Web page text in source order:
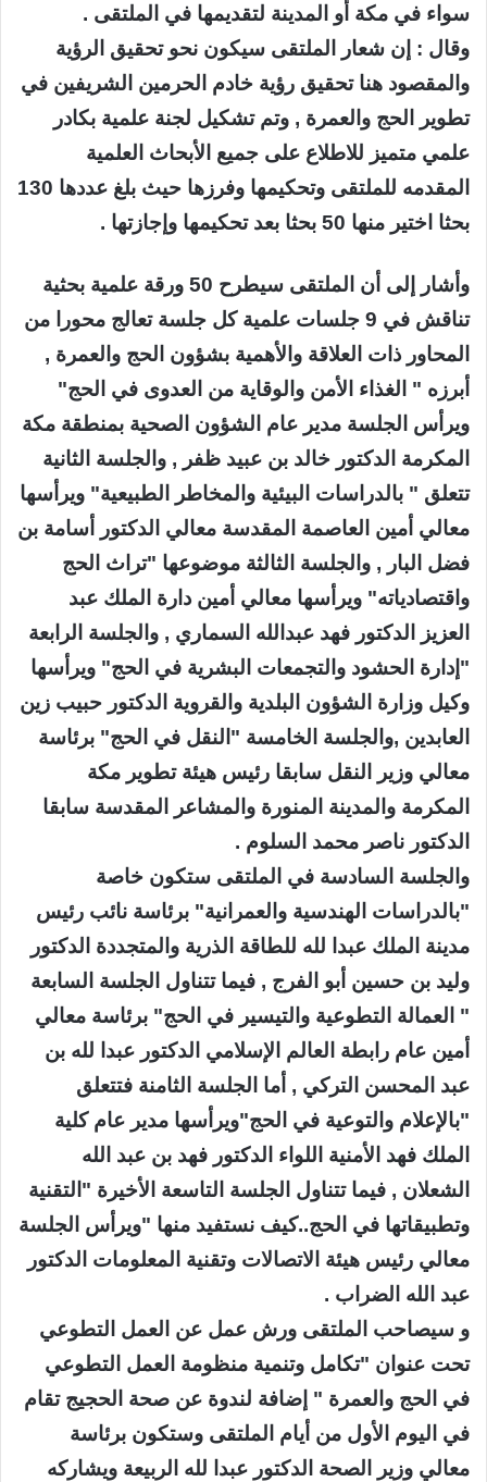
سواء في مكة أو المدينة لتقديمها في الملتقى .
وقال : إن شعار الملتقى سيكون نحو تحقيق الرؤية
والمقصود هنا تحقيق رؤية خادم الحرمين الشريفين في
تطوير الحج والعمرة , وتم تشكيل لجنة علمية بكادر
علمي متميز للاطلاع على جميع الأبحاث العلمية
المقدمه للملتقى وتحكيمها وفرزها حيث بلغ عددها 130
بحثا اختير منها 50 بحثا بعد تحكيمها وإجازتها .
وأشار إلى أن الملتقى سيطرح 50 ورقة علمية بحثية
تناقش في 9 جلسات علمية كل جلسة تعالج محورا من
المحاور ذات العلاقة والأهمية بشؤون الحج والعمرة ,
أبرزه " الغذاء الأمن والوقاية من العدوى في الحج"
ويرأس الجلسة مدير عام الشؤون الصحية بمنطقة مكة
المكرمة الدكتور خالد بن عبيد ظفر , والجلسة الثانية
تتعلق " بالدراسات البيئية والمخاطر الطبيعية" ويرأسها
معالي أمين العاصمة المقدسة معالي الدكتور أسامة بن
فضل البار , والجلسة الثالثة موضوعها "تراث الحج
واقتصادياته" ويرأسها معالي أمين دارة الملك عبد
العزيز الدكتور فهد عبدالله السماري , والجلسة الرابعة
"إدارة الحشود والتجمعات البشرية في الحج" ويرأسها
وكيل وزارة الشؤون البلدية والقروية الدكتور حبيب زين
العابدين ,والجلسة الخامسة "النقل في الحج" برئاسة
معالي وزير النقل سابقا رئيس هيئة تطوير مكة
المكرمة والمدينة المنورة والمشاعر المقدسة سابقا
الدكتور ناصر محمد السلوم .
والجلسة السادسة في الملتقى ستكون خاصة
"بالدراسات الهندسية والعمرانية" برئاسة نائب رئيس
مدينة الملك عبدا لله للطاقة الذرية والمتجددة الدكتور
وليد بن حسين أبو الفرج , فيما تتناول الجلسة السابعة
" العمالة التطوعية والتيسير في الحج" برئاسة معالي
أمين عام رابطة العالم الإسلامي الدكتور عبدا لله بن
عبد المحسن التركي , أما الجلسة الثامنة فتتعلق
"بالإعلام والتوعية في الحج"ويرأسها مدير عام كلية
الملك فهد الأمنية اللواء الدكتور فهد بن عبد الله
الشعلان , فيما تتناول الجلسة التاسعة الأخيرة "التقنية
وتطبيقاتها في الحج..كيف نستفيد منها "ويرأس الجلسة
معالي رئيس هيئة الاتصالات وتقنية المعلومات الدكتور
عبد الله الضراب .
و سيصاحب الملتقى ورش عمل عن العمل التطوعي
تحت عنوان "تكامل وتنمية منظومة العمل التطوعي
في الحج والعمرة " إضافة لندوة عن صحة الحجيج تقام
في اليوم الأول من أيام الملتقى وستكون برئاسة
معالي وزير الصحة الدكتور عبدا لله الربيعة ويشاركه